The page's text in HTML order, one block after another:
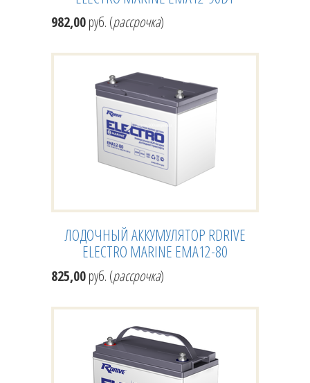
982,00руб. (рассрочка)
ЛОДОЧНЫЙ АККУМУЛЯТОР RDRIVE
ELECTRO MARINE EMA12-80
825,00руб. (рассрочка)